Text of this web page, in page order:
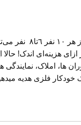
بردنتان را بیش از ۱۰ سال تبلیغ می‌کنند!
ها، املاک،
فلزی هدیه